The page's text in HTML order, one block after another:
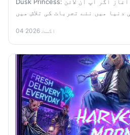
04 اگست 2026